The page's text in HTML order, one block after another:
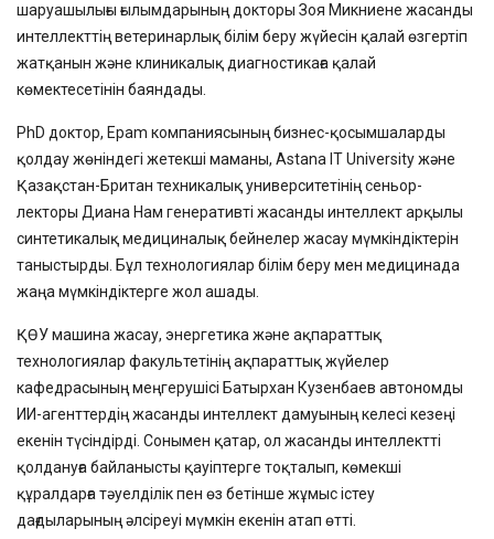
шаруашылығы ғылымдарының докторы Зоя Микниене жасанды
интеллекттің ветеринарлық білім беру жүйесін қалай өзгертіп
жатқанын және клиникалық диагностикаға қалай
көмектесетінін баяндады.
PhD доктор, Epam компаниясының бизнес-қосымшаларды
қолдау жөніндегі жетекші маманы, Astana IT University және
Қазақстан-Британ техникалық университетінің сеньор-
лекторы Диана Нам генеративті жасанды интеллект арқылы
синтетикалық медициналық бейнелер жасау мүмкіндіктерін
таныстырды. Бұл технологиялар білім беру мен медицинада
жаңа мүмкіндіктерге жол ашады.
ҚӨУ машина жасау, энергетика және ақпараттық
технологиялар факультетінің ақпараттық жүйелер
кафедрасының меңгерушісі Батырхан Кузенбаев автономды
ИИ-агенттердің жасанды интеллект дамуының келесі кезеңі
екенін түсіндірді. Сонымен қатар, ол жасанды интеллектті
қолдануға байланысты қауіптерге тоқталып, көмекші
құралдарға тәуелділік пен өз бетінше жұмыс істеу
дағдыларының әлсіреуі мүмкін екенін атап өтті.